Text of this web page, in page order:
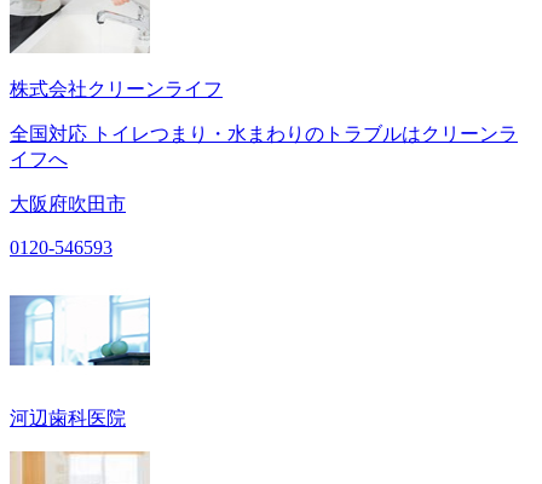
株式会社クリーンライフ
全国対応 トイレつまり・水まわりのトラブルはクリーンラ
イフへ
大阪府吹田市
0120-546593
河辺歯科医院